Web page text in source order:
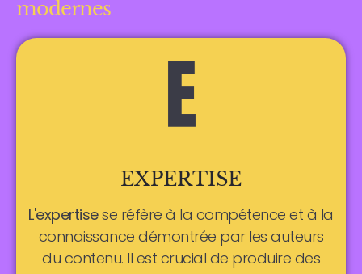
modernes
EXPERTISE
L'expertisese réfère à la compétence et à la
connaissance démontrée par les auteurs
du contenu. Il est crucial de produire des